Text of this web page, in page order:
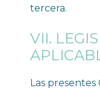
tercera.
VII.
Las presentes